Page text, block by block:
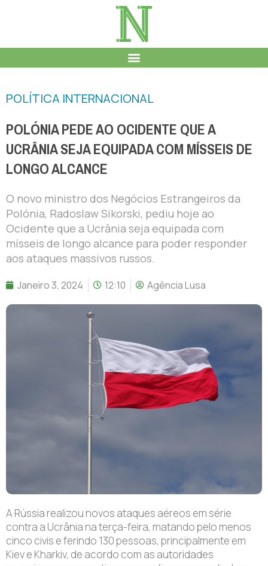
POLÍTICA INTERNACIONAL
POLÓNIA PEDE AO OCIDENTE QUE A
UCRÂNIA SEJA EQUIPADA COM MÍSSEIS DE
LONGO ALCANCE
O novo ministro dos Negócios Estrangeiros da
Polónia, Radoslaw Sikorski, pediu hoje ao
Ocidente que a Ucrânia seja equipada com
mísseis de longo alcance para poder responder
aos ataques massivos russos.
Janeiro 3, 2024 12:10 Agência Lusa
A Rússia realizou novos ataques aéreos em série
contra a Ucrânia na terça-feira, matando pelo menos
cinco civis e ferindo 130 pessoas, principalmente em
Kiev e Kharkiv, de acordo com as autoridades